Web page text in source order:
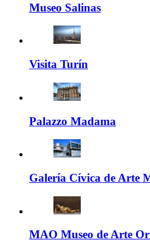
Museo Salinas
Visita Turín
Palazzo Madama
Galería Cívica de Arte
MAO Museo de Arte